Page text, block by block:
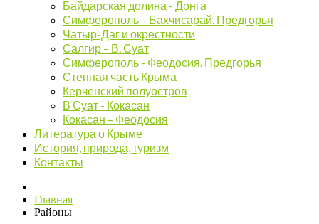
Байдарская долина - Донга
Симферополь – Бахчисарай. Предгорья
Чатыр-Даг и окрестности
Салгир – В. Суат
Симферополь - Феодосия. Предгорья
Степная часть Крыма
Керченский полуостров
В Суат - Кокасан
Кокасан – Феодосия
Литература о Крыме
История, природа, туризм
Контакты
Главная
Районы